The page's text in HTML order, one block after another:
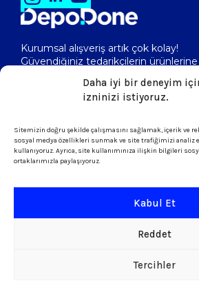
Daha iyi bir deneyim
izninizi istiyoruz.
Sitemizin doğru şekilde çalışmasını sağlamak, içerik ve
sosyal medya özellikleri sunmak ve site trafiğimizi analiz
kullanıyoruz. Ayrıca, site kullanımınıza ilişkin bilgileri
ortaklarımızla paylaşıyoruz.
Kabul Et
Reddet
Tercihler
Kurumsal alışveriş artık çok kolay!
Güvendiğiniz tedarikçilerin ürünlerine
isletme@depodone.com
Şartlar ve Koşullar